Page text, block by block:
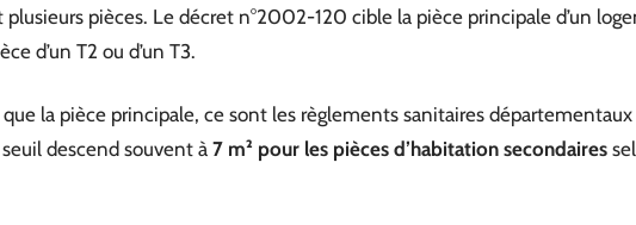
pièces. Le décret n°2002-120 cible la pièce principale d’un
d’un T2 ou d’un T3.
la pièce principale, ce sont les règlements sanitaires départementaux
descend souvent à 7 m² pour les pièces d’habitation secondaires